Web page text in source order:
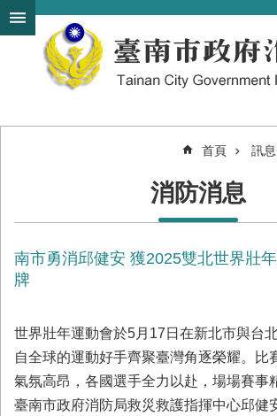
跳到主要內容區塊
搜
尋
進
介
訊
息
便
民
服
務
首頁 訊
消防消息
南市勇消邱健安 獲2025雙北世界壯
牌
世界壯年運動會於5月17日在新北市與台
自全球的運動好手齊聚臺灣角逐榮耀。比
氣氛高昂，各國選手全力以赴，場場賽事
臺南市政府消防局救災救護指揮中心邱健